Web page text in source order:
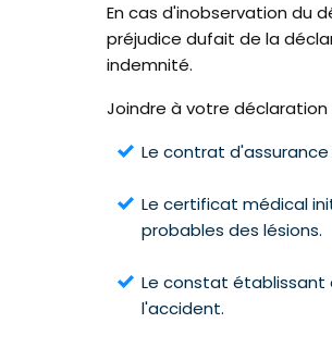
En cas d'inobservation du
préjudice dufait de la
indemnité.
Joindre à votre déclaration
Le contrat
Le certificat médical
probables des lésions.
Le constat établissant
l'accident.